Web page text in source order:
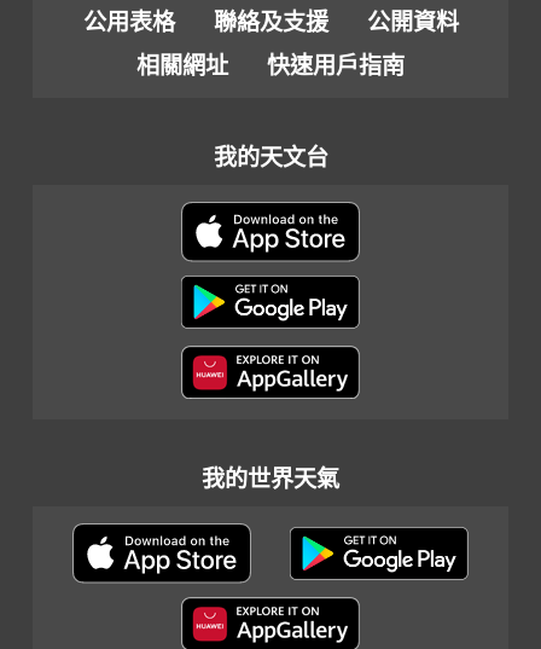
公用表格 聯絡及支援
公開資料
相關網址
快速用戶指南
我的天文台
我的世界天氣